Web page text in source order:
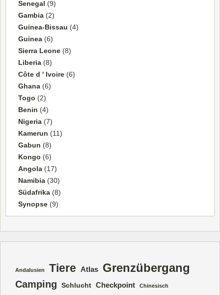
Senegal (9)
Gambia (2)
Guinea-Bissau (4)
Guinea (6)
Sierra Leone (8)
Liberia (8)
Côte d ' Ivoire (6)
Ghana (6)
Togo (2)
Benin (4)
Nigeria (7)
Kamerun (11)
Gabun (8)
Kongo (6)
Angola (17)
Namibia (30)
Südafrika (8)
Synopse (9)
Andalusien Tiere Atlas Grenzübergang
Camping Schlucht Checkpoint Chinesisch